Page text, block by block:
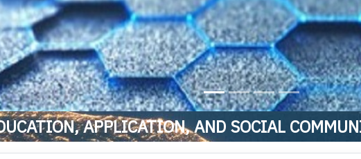
APPLICATION, AND SOCIAL